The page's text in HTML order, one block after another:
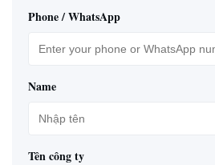
Phone / WhatsApp
Name
Tên công ty